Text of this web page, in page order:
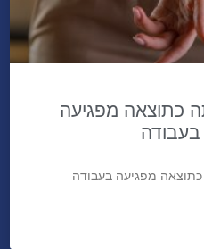
כתוצאה מפגיעה
בעבודה
מפגיעה בעבודה